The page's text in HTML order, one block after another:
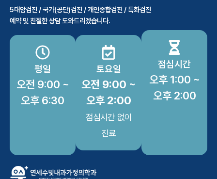
5대암검진 / 국가(공단)검진 / 개인종합검진 / 특화검진
예약 및 친절한 상담 도와드리겠습니다.
평일
오전 9:00 ~
오후 6:30
토요일
오전 9:00 ~
오후 2:00
점심시간 없이
진료
점심시간
오후 1:00 ~
오후 2:00